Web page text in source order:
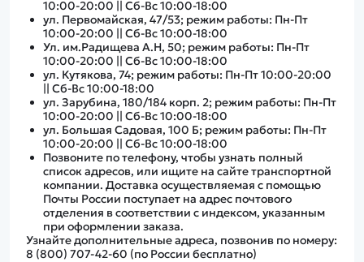
10:00-20:00 || Сб-Вс 10:00-18:00
ул. Первомайская, 47/53; режим работы: Пн-Пт
10:00-20:00 || Сб-Вс 10:00-18:00
Ул. им.Радищева А.Н, 50; режим работы: Пн-Пт
10:00-20:00 || Сб-Вс 10:00-18:00
ул. Кутякова, 74; режим работы: Пн-Пт 10:00-20:00
|| Сб-Вс 10:00-18:00
ул. Зарубина, 180/184 корп. 2; режим работы: Пн-Пт
10:00-20:00 || Сб-Вс 10:00-18:00
ул. Большая Садовая, 100 Б; режим работы: Пн-Пт
10:00-20:00 || Сб-Вс 10:00-18:00
Позвоните по телефону, чтобы узнать полный
список адресов, или ищите на сайте транспортной
компании. Доставка осуществляемая с помощью
Почты России поступает на адрес почтового
отделения в соответствии с индексом, указанным
при оформлении заказа.
Узнайте дополнительные адреса, позвонив по номеру:
8 (800) 707-42-60 (по России бесплатно)